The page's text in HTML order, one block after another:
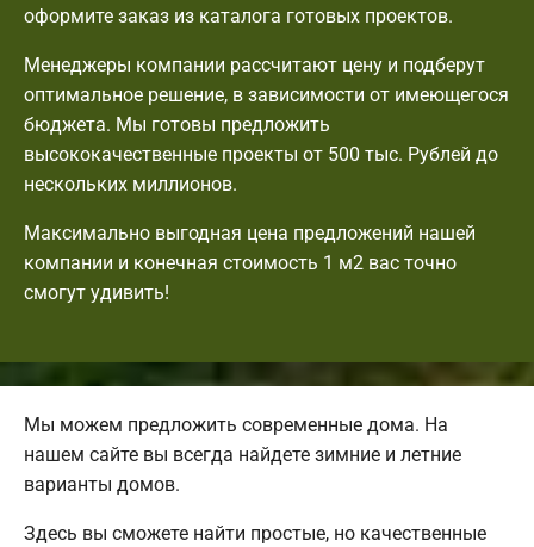
оформите заказ из каталога готовых проектов.
Менеджеры компании рассчитают цену и подберут
оптимальное решение, в зависимости от имеющегося
бюджета. Мы готовы предложить
высококачественные проекты от 500 тыс. Рублей до
нескольких миллионов.
Максимально выгодная цена предложений нашей
компании и конечная стоимость 1 м2 вас точно
смогут удивить!
Мы можем предложить современные дома. На
нашем сайте вы всегда найдете зимние и летние
варианты домов.
Здесь вы сможете найти простые, но качественные